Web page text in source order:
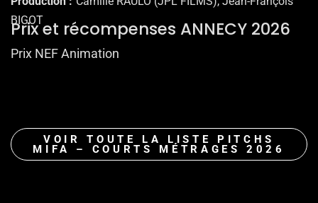
BIGOT
Prix et récompenses ANNECY 2026
Prix NEF Animation
VOIR TOUTE LA LISTE PITCHS
MIFA – COURTS MÉTRAGES 2026